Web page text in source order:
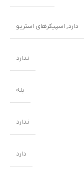
دارد, اسپیکرهای استریو
ندارد
بله
ندارد
دارد